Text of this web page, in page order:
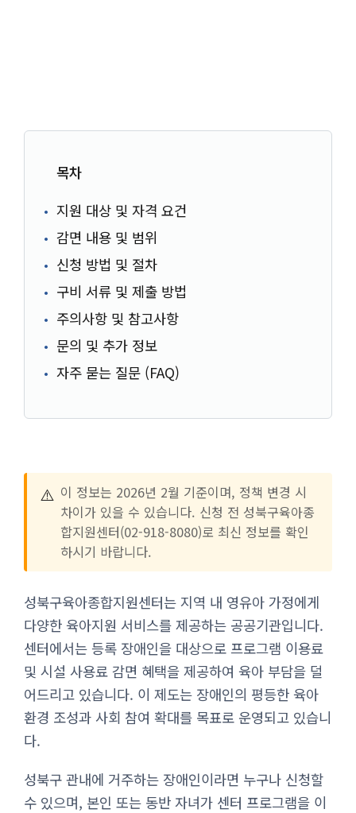
목차
지원 대상 및 자격 요건
감면 내용 및 범위
신청 방법 및 절차
구비 서류 및 제출 방법
주의사항 및 참고사항
문의 및 추가 정보
자주 묻는 질문 (FAQ)
⚠️ 이 정보는 2026년 2월 기준이며, 정책 변경 시
차이가 있을 수 있습니다. 신청 전 성북구육아종
합지원센터(02-918-8080)로 최신 정보를 확인
하시기 바랍니다.
성북구육아종합지원센터는 지역 내 영유아 가정에게
다양한 육아지원 서비스를 제공하는 공공기관입니다.
센터에서는 등록 장애인을 대상으로 프로그램 이용료
및 시설 사용료 감면 혜택을 제공하여 육아 부담을 덜
어드리고 있습니다. 이 제도는 장애인의 평등한 육아
환경 조성과 사회 참여 확대를 목표로 운영되고 있습니
다.
성북구 관내에 거주하는 장애인이라면 누구나 신청할
수 있으며, 본인 또는 동반 자녀가 센터 프로그램을 이